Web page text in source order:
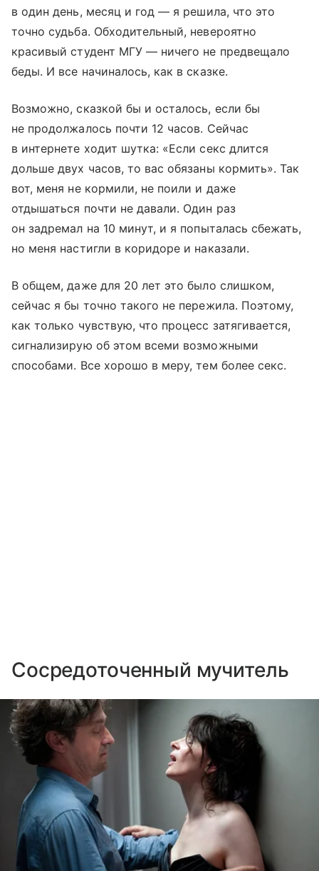
в один день, месяц и год — я решила, что это
точно судьба. Обходительный, невероятно
красивый студент МГУ — ничего не предвещало
беды. И все начиналось, как в сказке.
Возможно, сказкой бы и осталось, если бы
не продолжалось почти 12 часов. Сейчас
в интернете ходит шутка: «Если секс длится
дольше двух часов, то вас обязаны кормить». Так
вот, меня не кормили, не поили и даже
отдышаться почти не давали. Один раз
он задремал на 10 минут, и я попыталась сбежать,
но меня настигли в коридоре и наказали.
В общем, даже для 20 лет это было слишком,
сейчас я бы точно такого не пережила. Поэтому,
как только чувствую, что процесс затягивается,
сигнализирую об этом всеми возможными
способами. Все хорошо в меру, тем более секс.
Сосредоточенный мучитель